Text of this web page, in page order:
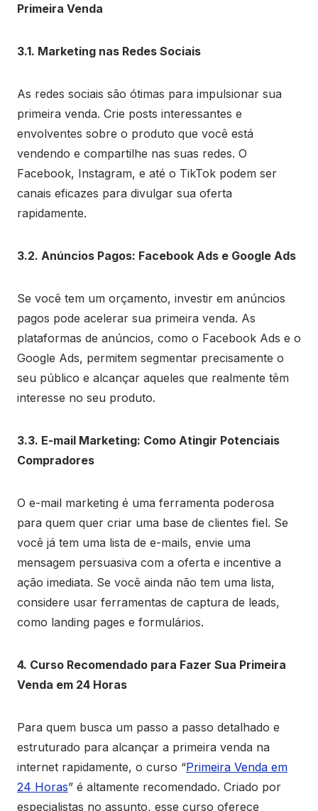
Primeira Venda
3.1. Marketing nas Redes Sociais
As redes sociais são ótimas para impulsionar sua
primeira venda. Crie posts interessantes e
envolventes sobre o produto que você está
vendendo e compartilhe nas suas redes. O
Facebook, Instagram, e até o TikTok podem ser
canais eficazes para divulgar sua oferta
rapidamente.
3.2. Anúncios Pagos: Facebook Ads e Google Ads
Se você tem um orçamento, investir em anúncios
pagos pode acelerar sua primeira venda. As
plataformas de anúncios, como o Facebook Ads e o
Google Ads, permitem segmentar precisamente o
seu público e alcançar aqueles que realmente têm
interesse no seu produto.
3.3. E-mail Marketing: Como Atingir Potenciais
Compradores
O e-mail marketing é uma ferramenta poderosa
para quem quer criar uma base de clientes fiel. Se
você já tem uma lista de e-mails, envie uma
mensagem persuasiva com a oferta e incentive a
ação imediata. Se você ainda não tem uma lista,
considere usar ferramentas de captura de leads,
como landing pages e formulários.
4. Curso Recomendado para Fazer Sua Primeira
Venda em 24 Horas
Para quem busca um passo a passo detalhado e
estruturado para alcançar a primeira venda na
internet rapidamente, o curso “Primeira Venda em
24 Horas” é altamente recomendado. Criado por
especialistas no assunto, esse curso oferece